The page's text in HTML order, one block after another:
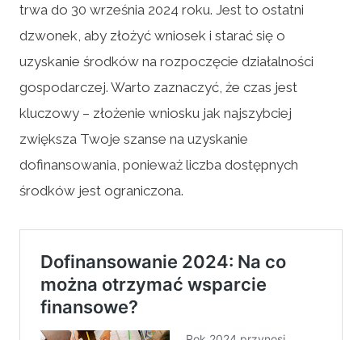
trwa do 30 września 2024 roku. Jest to ostatni
dzwonek, aby złożyć wniosek i starać się o
uzyskanie środków na rozpoczęcie działalności
gospodarczej. Warto zaznaczyć, że czas jest
kluczowy – złożenie wniosku jak najszybciej
zwiększa Twoje szanse na uzyskanie
dofinansowania, ponieważ liczba dostępnych
środków jest ograniczona.